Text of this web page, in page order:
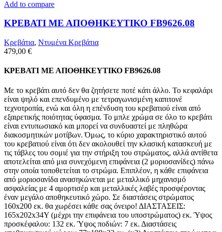
Add to compare
ΚΡΕΒΑΤΙ ΜΕ ΑΠΟΘΗΚΕΥΤΙΚΟ FB9626.08
Κρεβάτια, Ντυμένα Κρεβάτια
479,00 €
ΚΡΕΒΑΤΙ ΜΕ ΑΠΟΘΗΚΕΥΤΙΚΟ FB9626.08
Με το κρεβάτι αυτό δεν θα ζητήσετε ποτέ κάτι άλλο. Το κεφαλάρι
είναι ψηλό και επενδυμένο με τετραγωνισμένη καπιτονέ
τεχνοτροπία, ενώ και όλη η επένδυση του κρεβατιού είναι από
εξαιρετικής ποιότητας ύφασμα. Το μπλε χρώμα σε όλο το κρεβάτι
είναι εντυπωσιακό και μπορεί να συνδυαστεί με πληθώρα
διακοσμητικών μοτίβων. Όμως, το κύριο χαρακτηριστικό αυτού
του κρεβατιού είναι ότι δεν ακολουθεί την κλασική κατασκευή με
τις τάβλες του σομιέ για την στήριξη του στρώματος, αλλά αντίθετα
αποτελείται από μια συνεχόμενη επιφάνεια (2 μοριοσανίδες) πάνω
στην οποία τοποθετείται το στρώμα. Επιπλέον, η κάθε επιφάνεια
από μοριοσανίδα ανασηκώνεται με μεταλλικό μηχανισμό
ασφαλείας με 4 αμορτισέρ και μεταλλικές λαβές προσφέροντας
έναν μεγάλο αποθηκευτικό χώρο. Σε διαστάσεις στρώματος
160x200 εκ. θα χωρέσει κάθε σας όνειρο! ΔΙΑΣΤΑΣΕΙΣ:
165x202x34Υ (μέχρι την επιφάνεια του υποστρώματος) εκ. Ύψος
προσκέφαλου: 132 εκ. Ύψος ποδιών: 7 εκ. Διαστάσεις